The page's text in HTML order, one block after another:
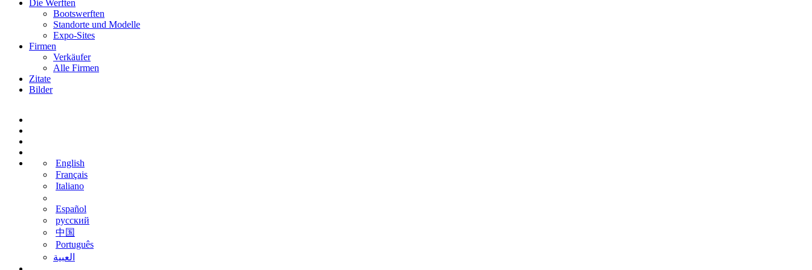
Die Werften
Bootswerften
Standorte und Modelle
Expo-Sites
Firmen
Verkäufer
Alle Firmen
Zitate
Bilder
English
Français
Italiano
Español
русский
中国
Português
‫العبية